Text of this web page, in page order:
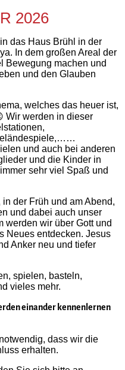
2026
das Haus Brühl in der
In dem großen Areal der
Bewegung machen und
und den Glauben
welches das heuer ist,
Wir werden in dieser
und auch bei anderen
und die Kinder in
sehr viel Spaß und
der Früh und am Abend,
und dabei auch unser
werden wir über Gott und
Neues entdecken. Jesus
Anker neu und tiefer
spielen, basteln,
vieles mehr.
einander kennenlernen
dass wir die
erhalten.